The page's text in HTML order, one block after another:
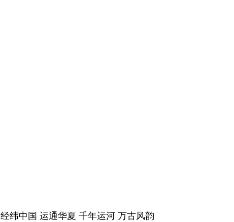
经纬中国 运通华夏 千年运河 万古风韵